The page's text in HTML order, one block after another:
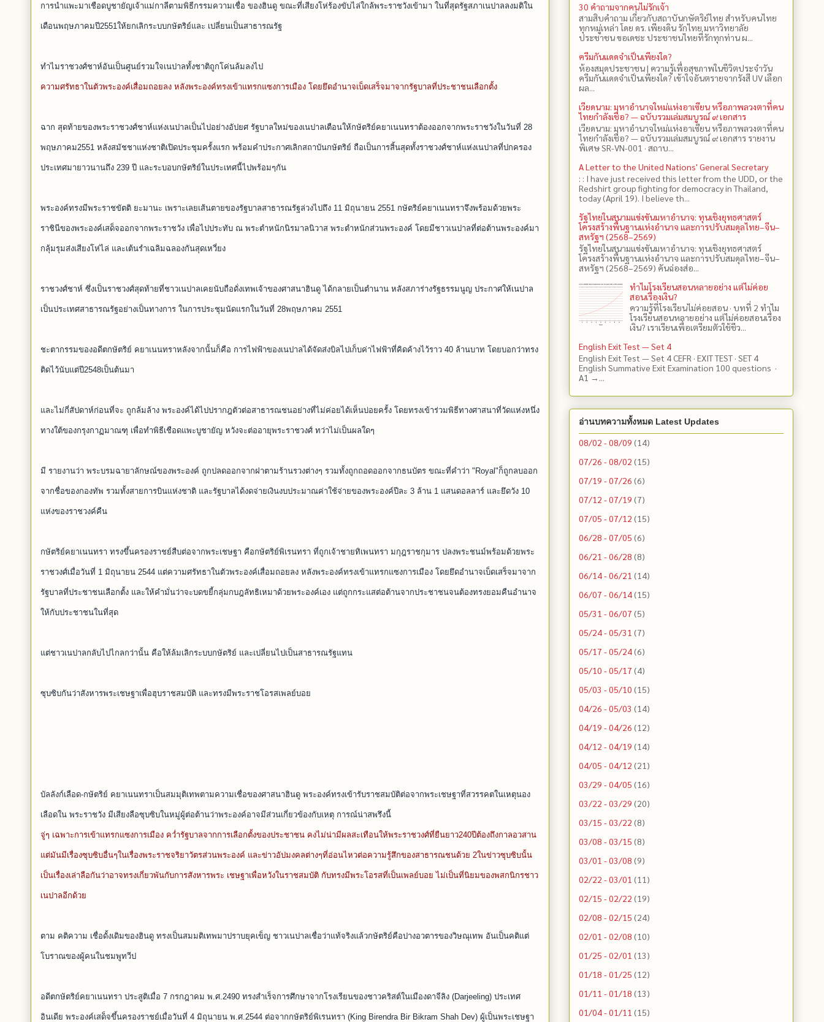
การนำแพะมาเชือดบูชายัญเจ้าแม่กาลีตามพิธีกรรมความเชื่อ ของฮินดู ขณะที่เสียงโห่ร้องขับไล่ใกล้พระราชวังเข้ามา ในที่สุดรัฐสภาเนปาลลงมติใน
เดือนพฤษภาคมปี2551ให้ยกเลิกระบบกษัตริย์และ เปลี่ยนเป็นสาธารณรัฐ
ทำไมราชวงศ์ชาห์อันเป็นศูนย์รวมใจเนปาลทั้งชาติถูกโค่นล้มลงไป
ความศรัทธาในตัวพระองค์เสื่อมถอยลง หลังพระองค์ทรงเข้าแทรกแซงการเมือง โดยยึดอำนาจเบ็ดเสร็จมาจากรัฐบาลที่ประชาชนเลือกตั้ง
ฉาก สุดท้ายของพระราชวงศ์ชาห์แห่งเนปาลเป็นไปอย่างอัปยศ รัฐบาลใหม่ของเนปาลเตือนให้กษัตริย์คยาเนนทราต้องออกจากพระราชวังในวันที่ 28
พฤษภาคม2551 หลังสมัชชาแห่งชาติเปิดประชุมครั้งแรก พร้อมคำประกาศเลิกสถาบันกษัตริย์ ถือเป็นการสิ้นสุดทั้งราชวงศ์ชาห์แห่งเนปาลที่ปกครอง
ประเทศมายาวนานถึง 239 ปี และระบอบกษัตริย์ในประเทศนี้ไปพร้อมๆกัน
พระองค์ทรงมีพระราชขัตติ ยะมานะ เพราะเลยเส้นตายของรัฐบาลสาธารณรัฐล่วงไปถึง 11 มิถุนายน 2551 กษัตริย์คยาเนนทราจึงพร้อมด้วยพระ
ราชินีของพระองค์เสด็จออกจากพระราชวัง เพื่อไปประทับ ณ พระตำหนักนิรมาลนิวาส พระตำหนักส่วนพระองค์ โดยมีชาวเนปาลที่ต่อต้านพระองค์มา
กลุ้มรุมส่งเสียงโห่ไล่ และเต้นรำเฉลิมฉลองกันสุดเหวี่ยง
ราชวงศ์ชาห์ ซึ่งเป็นราชวงศ์สุดท้ายที่ชาวเนปาลเคยนับถือดั่งเทพเจ้าของศาสนาฮินดู ได้กลายเป็นตำนาน หลังสภาร่างรัฐธรรมนูญ ประกาศให้เนปาล
เป็นประเทศสาธารณรัฐอย่างเป็นทางการ ในการประชุมนัดแรกในวันที่ 28พฤษภาคม 2551
ชะตากรรมของอดีตกษัตริย์ คยาเนนทราหลังจากนั้นก็คือ การไฟฟ้าของเนปาลได้จัดส่งบิลไปเก็บค่าไฟฟ้าที่คิดค้างไว้ราว 40 ล้านบาท โดยบอกว่าทรง
ติดไว้นับแต่ปี2548เป็นต้นมา
และไม่กี่สัปดาห์ก่อนที่จะ ถูกล้มล้าง พระองค์ได้ไปปรากฎตัวต่อสาธารณชนอย่างที่ไม่ค่อยได้เห็นบ่อยครั้ง โดยทรงเข้าร่วมพิธีทางศาสนาที่วัดแห่งหนึ่ง
ทางใต้ของกรุงกาฏมาณฑุ เพื่อทำพิธีเชือดแพะบูชายัญ หวังจะต่ออายุพระราชวงศ์ ทว่าไม่เป็นผลใดๆ
มี รายงานว่า พระบรมฉายาลักษณ์ของพระองค์ ถูกปลดออกจากฝาตามร้านรวงต่างๆ รวมทั้งถูกถอดออกจากธนบัตร ขณะที่คำว่า "Royal"ก็ถูกลบออก
จากชื่อของกองทัพ รวมทั้งสายการบินแห่งชาติ และรัฐบาลได้งดจ่ายเงินงบประมาณค่าใช้จ่ายของพระองค์ปีละ 3 ล้าน 1 แสนดอลลาร์ และยึดวัง 10
แห่งของราชวงค์คืน
กษัตริย์คยาเนนทรา ทรงขึ้นครองราชย์สืบต่อจากพระเชษฐา คือกษัตริย์พิเรนทรา ที่ถูกเจ้าชายทิเพนทรา มกุฎราชกุมาร ปลงพระชนม์พร้อมด้วยพระ
ราชวงศ์เมื่อวันที่ 1 มิถุนายน 2544 แต่ความศรัทธาในตัวพระองค์เสื่อมถอยลง หลังพระองค์ทรงเข้าแทรกแซงการเมือง โดยยึดอำนาจเบ็ดเสร็จมาจาก
รัฐบาลที่ประชาชนเลือกตั้ง และให้คำมั่นว่าจะบดขยี้กลุ่มกบฎลัทธิเหมาด้วยพระองค์เอง แต่ถูกกระแสต่อต้านจากประชาชนจนต้องทรงยอมคืนอำนาจ
ให้กับประชาชนในที่สุด
แต่ชาวเนปาลกลับไปไกลกว่านั้น คือให้ล้มเลิกระบบกษัตริย์ และเปลี่ยนไปเป็นสาธารณรัฐแทน
ซุบซิบกันว่าสังหารพระเชษฐาเพื่อฮุบราชสมบัติ และทรงมีพระราชโอรสเพลย์บอย
บัลลังก์เลือด-กษัตริย์ คยาเนนทราเป็นสมมุติเทพตามความเชื่อของศาสนาฮินดู พระองค์ทรงเข้ารับราชสมบัติต่อจากพระเชษฐาที่สวรรคตในเหตุนอง
เลือดใน พระราชวัง มีเสียงลือซุบซิบในหมู่ผู้ต่อต้านว่าพระองค์อาจมีส่วนเกี่ยวข้องกับเหตุ การณ์น่าสพรึงนี้
จู่ๆ เฉพาะการเข้าแทรกแซงการเมือง คว่ำรัฐบาลจากการเลือกตั้งของประชาชน คงไม่น่ามีผลสะเทือนให้พระราชวงศ์ที่ยืนยาว240ปีต้องถึงกาลอวสาน
แต่มันมีเรื่องซุบซิบอื่นๆในเรื่องพระราชจริยาวัตรส่วนพระองค์ และข่าวอัปมงคลต่างๆที่อ่อนไหวต่อความรู้สึกของสาธารณชนด้วย 2ในข่าวซุบซิบนั้น
เป็นเรื่องเล่าลือกันว่าอาจทรงเกี่ยวพันกับการสังหารพระ เชษฐาเพื่อหวังในราชสมบัติ กับทรงมีพระโอรสที่เป็นเพลย์บอย ไม่เป็นที่นิยมของพสกนิกรชาว
เนปาลอีกด้วย
ตาม คติความ เชื่อดั้งเดิมของฮินดู ทรงเป็นสมมติเทพมาปราบยุคเข็ญ ชาวเนปาลเชื่อว่าแท้จริงแล้วกษัตริย์คือปางอวตารของวิษณุเทพ อันเป็นคติแต่
โบราณของผู้คนในชมพูทวีป
อดีตกษัตริย์คยาเนนทรา ประสูติเมื่อ 7 กรกฎาคม พ.ศ.2490 ทรงสำเร็จการศึกษาจากโรงเรียนของชาวคริสต์ในเมืองดาจีลิง (Darjeeling) ประเทศ
อินเดีย พระองค์เสด็จขึ้นครองราชย์เมื่อวันที่ 4 มิถุนายน พ.ศ.2544 ต่อจากกษัตริย์พิเรนทรา (King Birendra Bir Bikram Shah Dev) ผู้เป็นพระเชษฐา
30 คำถามจากคนไม่รักเจ้า
สามสิบคำถาม เกี่ยวกับสถาบันกษัตริย์ไทย สำหรับคนไทย
ทุกหมู่เหล่า โดย ดร.​ เพียงดิน รักไทย มหาวิทยาลัย
ประชาชน ขอเดชะ ประชาชนไทยที่รักทุกท่าน ผ...
ครีมกันแดดจำเป็นเพียงใด?
ห้องสมุดประชาชน | ความรู้เพื่อสุขภาพในชีวิตประจำวัน
ครีมกันแดดจำเป็นเพียงใด? เข้าใจอันตรายจากรังสี UV เลือก
ผล...
เวียดนาม: มหาอำนาจใหม่แห่งอาเซียน หรือภาพลวงตาที่คน
ไทยกำลังเชื่อ? — ฉบับรวมเล่มสมบูรณ์ ๙ เอกสาร
เวียดนาม: มหาอำนาจใหม่แห่งอาเซียน หรือภาพลวงตาที่คน
ไทยกำลังเชื่อ? — ฉบับรวมเล่มสมบูรณ์ ๙ เอกสาร รายงาน
พิเศษ SR-VN-001 · สถาบ...
A Letter to the United Nations' General Secretary
: : I have just received this letter from the UDD, or the
Redshirt group fighting for democracy in Thailand,
today (April 19). I believe th...
รัฐไทยในสนามแข่งขันมหาอำนาจ: ทุนเชิงยุทธศาสตร์
โครงสร้างพื้นฐานแห่งอำนาจ และการปรับสมดุลไทย–จีน–
สหรัฐฯ (2568–2569)
รัฐไทยในสนามแข่งขันมหาอำนาจ: ทุนเชิงยุทธศาสตร์
โครงสร้างพื้นฐานแห่งอำนาจ และการปรับสมดุลไทย–จีน–
สหรัฐฯ (2568–2569) คันฉ่องส่อ...
ทำไมโรงเรียนสอนหลายอย่าง แต่ไม่ค่อย
สอนเรื่องเงิน?
ความรู้ที่โรงเรียนไม่ค่อยสอน · บทที่ 2 ทำไม
โรงเรียนสอนหลายอย่าง แต่ไม่ค่อยสอนเรื่อง
เงิน? เราเรียนเพื่อเตรียมตัวใช้ชีว...
English Exit Test — Set 4
English Exit Test — Set 4 CEFR · EXIT TEST · SET 4
English Summative Exit Examination 100 questions ·
A1 →...
อ่านบทความทั้งหมด Latest Updates
08/02 - 08/09 (14)
07/26 - 08/02 (15)
07/19 - 07/26 (6)
07/12 - 07/19 (7)
07/05 - 07/12 (15)
06/28 - 07/05 (6)
06/21 - 06/28 (8)
06/14 - 06/21 (14)
06/07 - 06/14(15)
05/31 - 06/07 (5)
05/24 - 05/31 (7)
05/17 - 05/24(6)
05/10 - 05/17 (4)
05/03 - 05/10 (15)
04/26 - 05/03 (14)
04/19 - 04/26 (12)
04/12 - 04/19 (14)
04/05 - 04/12 (21)
03/29 - 04/05 (16)
03/22 - 03/29 (20)
03/15 - 03/22 (8)
03/08 - 03/15 (8)
03/01 - 03/08 (9)
02/22 - 03/01 (11)
02/15 - 02/22 (19)
02/08 - 02/15 (24)
02/01 - 02/08 (10)
01/25 - 02/01 (13)
01/18 - 01/25 (12)
01/11 - 01/18 (13)
01/04 - 01/11 (15)